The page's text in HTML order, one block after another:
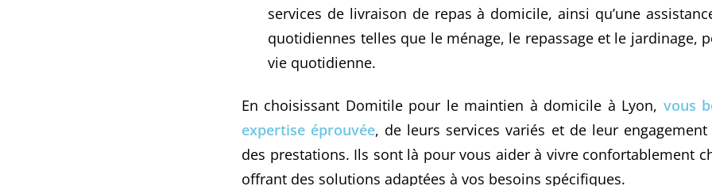
services de livraison de repas à domicile, ainsi qu’une
quotidiennes telles que le ménage, le repassage et le jardinage,
vie quotidienne.
En choisissant Domitile pour le maintien à domicile à Lyon, vous
expertise éprouvée, de leurs services variés et de leur
des prestations. Ils sont là pour vous aider à vivre confortablement
offrant des solutions adaptées à vos besoins spécifiques.